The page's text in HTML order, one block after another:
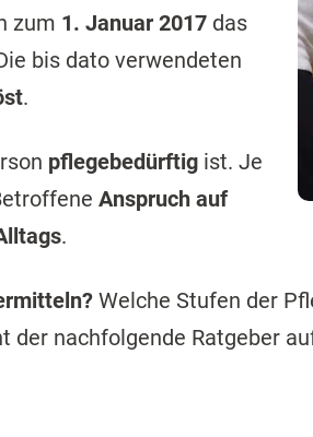
zum 1. Januar 2017 das
bis dato verwendeten
.
pflegebedürftig ist. Je
Anspruch auf
.
Welche Stufen der
der nachfolgende Ratgeber